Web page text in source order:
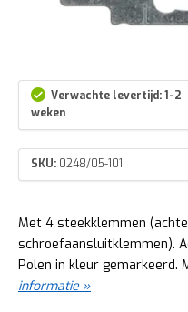
Verwachte levertijd: 1-2
weken
SKU: 0248/05-101
Met 4 steekklemmen
schroefaansluitklemmen).
Polen in kleur gemarkeerd.
informatie »